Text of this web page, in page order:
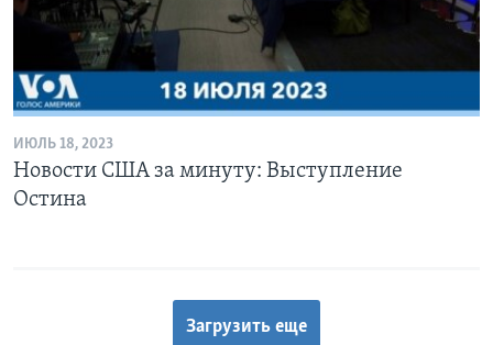
ИЮЛЬ 18, 2023
Новости США за минуту: Выступление
Остина
Загрузить еще